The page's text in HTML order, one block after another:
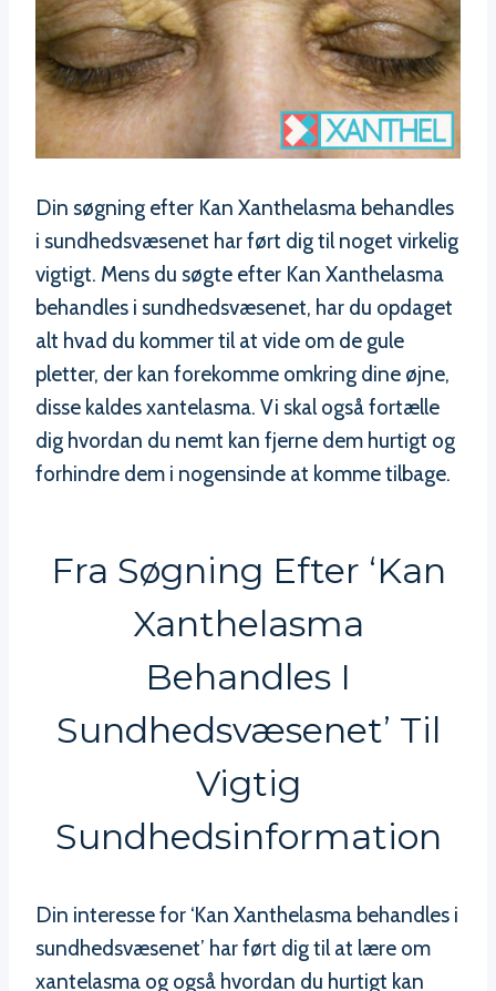
Din søgning efter Kan Xanthelasma behandles
i sundhedsvæsenet har ført dig til noget virkelig
vigtigt. Mens du søgte efter Kan Xanthelasma
behandles i sundhedsvæsenet, har du opdaget
alt hvad du kommer til at vide om de gule
pletter, der kan forekomme omkring dine øjne,
disse kaldes xantelasma. Vi skal også fortælle
dig hvordan du nemt kan fjerne dem hurtigt og
forhindre dem i nogensinde at komme tilbage.
Fra Søgning Efter ‘Kan
Xanthelasma
Behandles I
Sundhedsvæsenet’ Til
Vigtig
Sundhedsinformation
Din interesse for ‘Kan Xanthelasma behandles i
sundhedsvæsenet’ har ført dig til at lære om
xantelasma og også hvordan du hurtigt kan